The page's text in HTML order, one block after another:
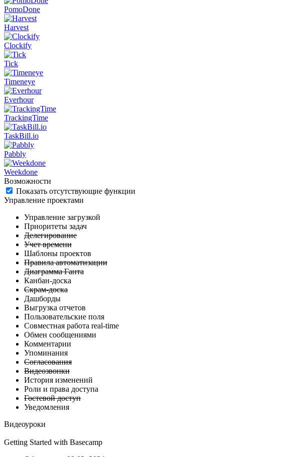
PomoDone
Harvest
Clockify
Tick
Timeneye
Everhour
TrackingTime
TaskBill.io
Pabbly
Weekdone
Возможности
Показать отсутствующие функции
Управление проектами
Управление загрузкой
Приоритеты задач
Делегирование
Учет времени
Шаблоны проектов
Правила автоматизации
Диаграмма Ганта
Канбан-доска
Скрам-доска
Дашборды
Выгрузка отчетов
Пользовательские поля
Совместная работа real-time
Обмен сообщениями
Комментарии
Упоминания
Согласования
Видеозвонки
История изменений
Роли и права доступа
Гостевой доступ
Уведомления
Видеоуроки
Getting Started with Basecamp